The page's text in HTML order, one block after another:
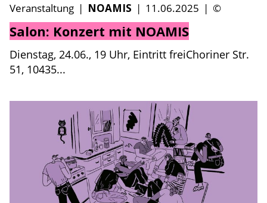
Veranstaltung | NOAMIS | 11.06.2025 | ©
Salon: Konzert mit NOAMIS
Dienstag, 24.06., 19 Uhr, Eintritt freiChoriner Str.
51, 10435...